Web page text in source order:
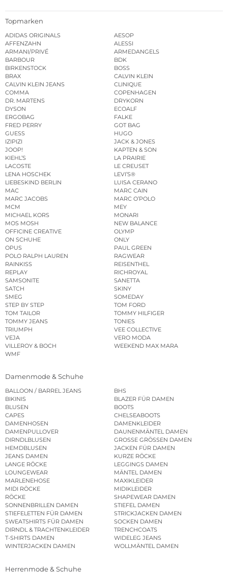
Topmarken
ADIDAS ORIGINALS
AESOP
AFFENZAHN
ALESSI
ARMANI/PRIVÉ
ARMEDANGELS
BARBOUR
BDK
BIRKENSTOCK
BOSS
BRAX
CALVIN KLEIN
CALVIN KLEIN JEANS
CLINIQUE
COMMA
COPENHAGEN
DR. MARTENS
DRYKORN
DYSON
ECOALF
ERGOBAG
FALKE
FRED PERRY
GOT BAG
GUESS
HUGO
IZIPIZI
JACK & JONES
JOOP!
KAPTEN & SON
KIEHL’S
LA PRAIRIE
LACOSTE
LE CREUSET
LENA HOSCHEK
LEVI’S®
LIEBESKIND BERLIN
LUISA CERANO
MAC
MARC CAIN
MARC JACOBS
MARC O’POLO
MCM
MEY
MICHAEL KORS
MONARI
MOS MOSH
NEW BALANCE
OFFICINE CREATIVE
OLYMP
ON SCHUHE
ONLY
OPUS
PAUL GREEN
POLO RALPH LAUREN
RAGWEAR
RAINKISS
REISENTHEL
REPLAY
RICHROYAL
SAMSONITE
SANETTA
SATCH
SKINY
SMEG
SOMEDAY
STEP BY STEP
TOM FORD
TOM TAILOR
TOMMY HILFIGER
TOMMY JEANS
TONIES
TRIUMPH
VEE COLLECTIVE
VEJA
VERO MODA
VILLEROY & BOCH
WEEKEND MAX MARA
WMF
Damenmode & Schuhe
BALLOON / BARREL JEANS
BHS
BIKINIS
BLAZER FÜR DAMEN
BLUSEN
BOOTS
CAPES
CHELSEABOOTS
DAMENHOSEN
DAMENKLEIDER
DAMENPULLOVER
DAUNENMÄNTEL DAMEN
DIRNDLBLUSEN
GROSSE GRÖSSEN DAMEN
HEMDBLUSEN
JACKEN FÜR DAMEN
JEANS DAMEN
KURZE RÖCKE
LANGE RÖCKE
LEGGINGS DAMEN
LOUNGEWEAR
MÄNTEL DAMEN
MARLENEHOSE
MAXIKLEIDER
MIDI RÖCKE
MIDIKLEIDER
RÖCKE
SHAPEWEAR DAMEN
SONNENBRILLEN DAMEN
STIEFEL DAMEN
STIEFELETTEN FÜR DAMEN
STRICKJACKEN DAMEN
SWEATSHIRTS FÜR DAMEN
SOCKEN DAMEN
DIRNDL & TRACHTENKLEIDER
TRENCHCOATS
T-SHIRTS DAMEN
WIDELEG JEANS
WINTERJACKEN DAMEN
WOLLMÄNTEL DAMEN
Herrenmode & Schuhe